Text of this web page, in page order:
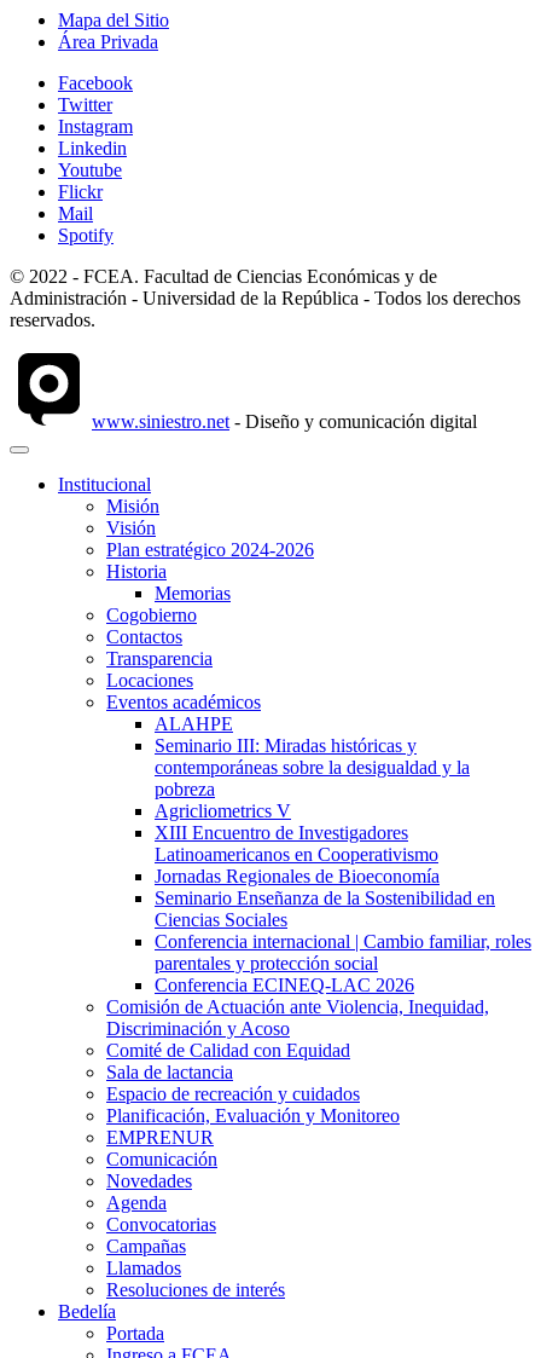
Mapa del Sitio
Área Privada
Facebook
Twitter
Instagram
Linkedin
Youtube
Flickr
Mail
Spotify
© 2022 - FCEA. Facultad de Ciencias Económicas y de
Administración - Universidad de la República - Todos los derechos
reservados.
www.siniestro.net - Diseño y comunicación digital
Institucional
Misión
Visión
Plan estratégico 2024-2026
Historia
Memorias
Cogobierno
Contactos
Transparencia
Locaciones
Eventos académicos
ALAHPE
Seminario III: Miradas históricas y
contemporáneas sobre la desigualdad y la
pobreza
Agricliometrics V
XIII Encuentro de Investigadores
Latinoamericanos en Cooperativismo
Jornadas Regionales de Bioeconomía
Seminario Enseñanza de la Sostenibilidad en
Ciencias Sociales
Conferencia internacional | Cambio familiar, roles
parentales y protección social
Conferencia ECINEQ-LAC 2026
Comisión de Actuación ante Violencia, Inequidad,
Discriminación y Acoso
Comité de Calidad con Equidad
Sala de lactancia
Espacio de recreación y cuidados
Planificación, Evaluación y Monitoreo
EMPRENUR
Comunicación
Novedades
Agenda
Convocatorias
Campañas
Llamados
Resoluciones de interés
Bedelía
Portada